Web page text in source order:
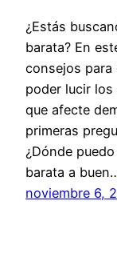
¿Estás
barata? En
consejos
poder lucir
que afecte
primeras
¿Dónde
barata a
noviembre 6,